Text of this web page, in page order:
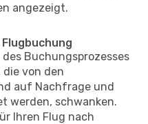
angezeigt.
Buchungsprozesses
von den
auf Nachfrage und
werden, schwanken.
Ihren Flug nach